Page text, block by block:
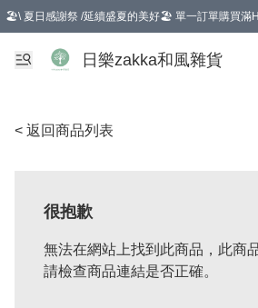
🏖️\ 夏日感謝祭 /延續盛夏的美好🏖️ 單一訂單購買滿
選擇GoGoX住宅/工商地址配送，單一訂單消費購
日樂zakka和風雜貨
< 返回商品列表
很抱歉
無法在網站上找到此商品，此商
請檢查商品連結是否正確。